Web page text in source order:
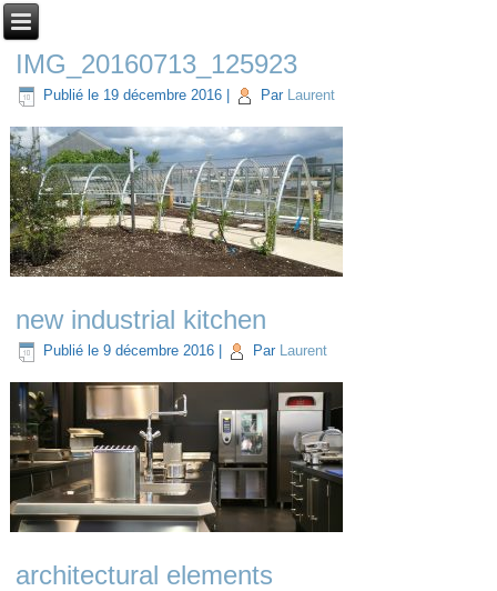
IMG_20160713_125923
Publié le 19 décembre 2016 Par Laurent
new industrial kitchen
Publié le 9 décembre 2016 Par Laurent
architectural elements